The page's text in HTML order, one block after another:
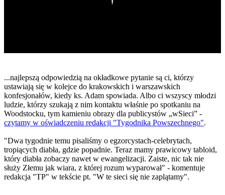
...najlepszą odpowiedzią na okładkowe pytanie są ci, którzy
ustawiają się w kolejce do krakowskich i warszawskich
konfesjonałów, kiedy ks. Adam spowiada. Albo ci wszyscy młodzi
ludzie, którzy szukają z nim kontaktu właśnie po spotkaniu na
Woodstocku, tym kamieniu obrazy dla publicystów „wSieci” -
czytamy w oświadczeniu redakcji "Tygodnika Powszechnego".
"Dwa tygodnie temu pisaliśmy o egzorcystach-celebrytach,
tropiących diabła, gdzie popadnie. Teraz mamy prawicowy tabloid,
który diabła zobaczy nawet w ewangelizacji. Zaiste, nic tak nie
służy Złemu jak wiara, z której rozum wyparował" - komentuje
redakcja "TP" w tekście pt. "W te sieci się nie zaplątamy".